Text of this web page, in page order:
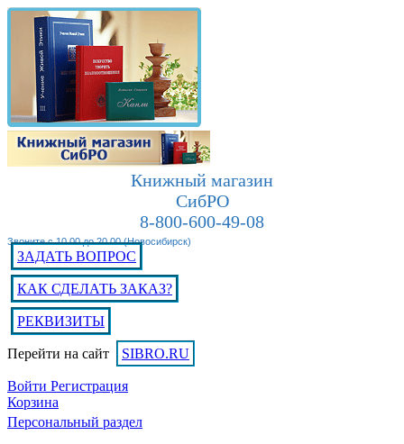
Книжный магазин
СибРО
8-800-600-49-08
Звоните с 10.00 до 20.00 (Новосибирск)
ЗАДАТЬ ВОПРОС
КАК СДЕЛАТЬ ЗАКАЗ?
РЕКВИЗИТЫ
Перейти на сайт SIBRO.RU
Войти Регистрация
Корзина
Персональный раздел